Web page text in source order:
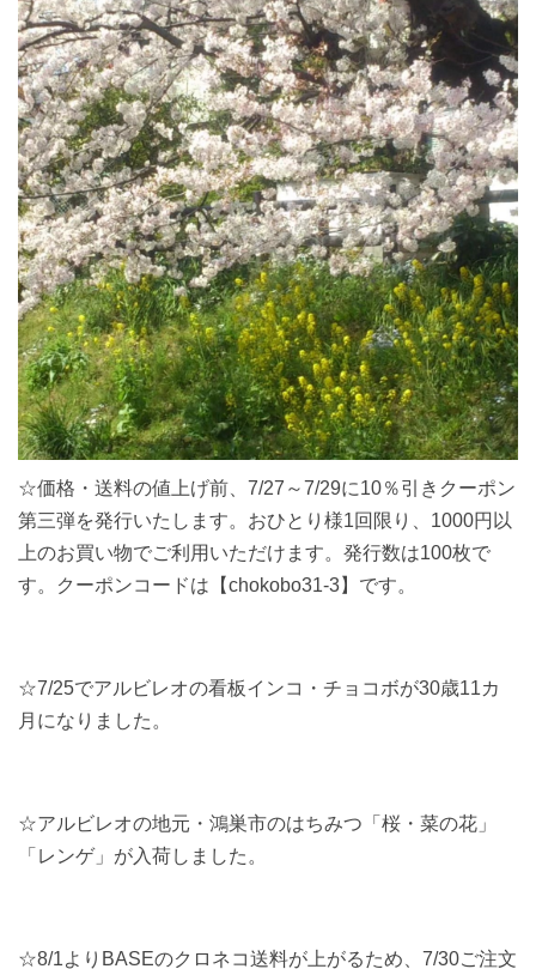
☆価格・送料の値上げ前、7/27～7/29に10％引きクーポン
第三弾を発行いたします。おひとり様1回限り、1000円以
上のお買い物でご利用いただけます。発行数は100枚で
す。クーポンコードは【chokobo31-3】です。
☆7/25でアルビレオの看板インコ・チョコボが30歳11カ
月になりました。
☆アルビレオの地元・鴻巣市のはちみつ「桜・菜の花」
「レンゲ」が入荷しました。
☆8/1よりBASEのクロネコ送料が上がるため、7/30ご注文